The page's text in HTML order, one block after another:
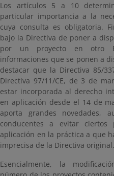
Los artículos 5 a 10
particular importancia a la
cuya consulta es obligatoria.
bajo la Directiva de poner a
por un proyecto en otro
informaciones que se ponen a
destacar que la Directiva 85/
Directiva 97/11/CE, de 3 de
estar incorporada al derecho
en aplicación desde el 14 de
aporta grandes novedades,
conducentes a evitar
aplicación en la práctica a que
imprecisa de la Directiva original.
Esencialmente, la